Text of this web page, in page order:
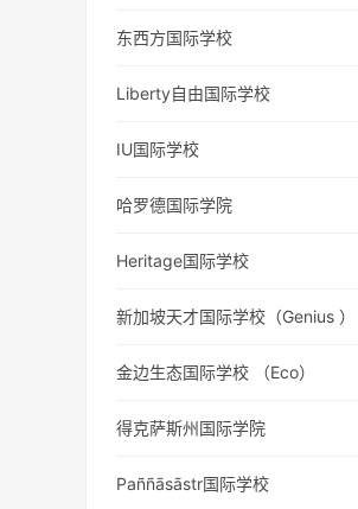
东西方国际学校
Liberty自由国际学校
IU国际学校
哈罗德国际学院
Heritage国际学校
新加坡天才国际学校（Genius ）
金边生态国际学校 （Eco）
得克萨斯州国际学院
Paññāsāstr国际学校